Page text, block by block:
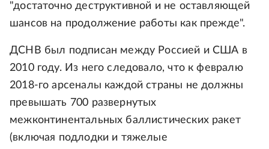
"достаточно деструктивной и не оставляющей
шансов на продолжение работы как прежде".
ДСНВ был подписан между Россией и США в
2010 году. Из него следовало, что к февралю
2018-го арсеналы каждой страны не должны
превышать 700 развернутых
межконтинентальных баллистических ракет
(включая подлодки и тяжелые